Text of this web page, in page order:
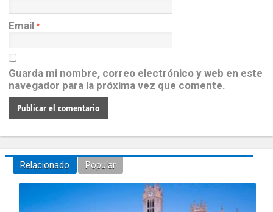
Email *
Guarda mi nombre, correo electrónico y web en este
navegador para la próxima vez que comente.
Relacionado Popular